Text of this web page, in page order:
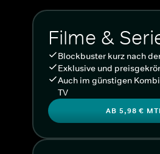
Filme &
Blockbuster kurz nach
Exklusive und
Auch im günstigen
TV
AB 5,98 €